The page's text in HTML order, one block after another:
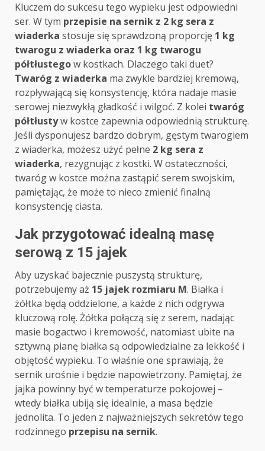
Kluczem do sukcesu tego wypieku jest odpowiedni
ser. W tym przepisie na sernik z 2 kg sera z
wiaderka stosuje się sprawdzoną proporcję 1 kg
twarogu z wiaderka oraz 1 kg twarogu
półtłustegow kostkach. Dlaczego taki duet?
Twaróg z wiaderka ma zwykle bardziej kremową,
rozpływającą się konsystencję, która nadaje masie
serowej niezwykłą gładkość i wilgoć. Z kolei twaróg
półtłustyw kostce zapewnia odpowiednią strukturę.
Jeśli dysponujesz bardzo dobrym, gęstym twarogiem
z wiaderka, możesz użyć pełne 2 kg sera z
wiaderka, rezygnując z kostki. W ostateczności,
twaróg w kostce można zastąpić serem swojskim,
pamiętając, że może to nieco zmienić finalną
konsystencję ciasta.
Jak przygotować idealną masę
serową z 15 jajek
Aby uzyskać bajecznie puszystą strukturę,
potrzebujemy aż 15 jajek rozmiaru M. Białka i
żółtka będą oddzielone, a każde z nich odgrywa
kluczową rolę. Żółtka połączą się z serem, nadając
masie bogactwo i kremowość, natomiast ubite na
sztywną pianę białka są odpowiedzialne za lekkość i
objętość wypieku. To właśnie one sprawiają, że
sernik urośnie i będzie napowietrzony. Pamiętaj, że
jajka powinny być w temperaturze pokojowej –
wtedy białka ubiją się idealnie, a masa będzie
jednolita. To jeden z najważniejszych sekretów tego
rodzinnego przepisu na sernik.